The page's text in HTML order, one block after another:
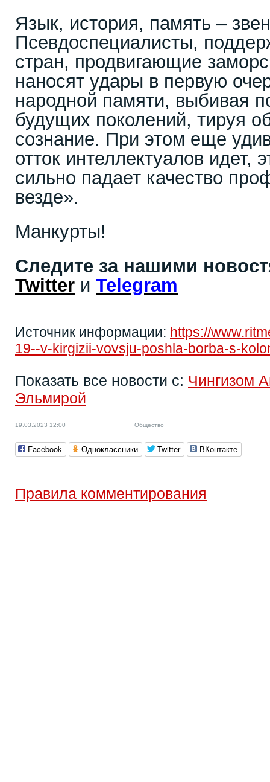
Язык, история, память –
Псевдоспециалисты,
стран, продвигающие
наносят удары в первую
народной памяти, выбивая
будущих поколений, тируя
сознание. При этом еще
отток интеллектуалов идет,
сильно падает качество
везде».
Манкурты!
Следите за нашими
Twitter и Telegram
Источник информации: https://
19--v-kirgizii-vovsju-poshla-borba-s-
Показать все новости с: Чингизом
Эльмирой
19.03.2023 12:00 Общество
Facebook Одноклассники Twitter ВКонтакте
Правила комментирования